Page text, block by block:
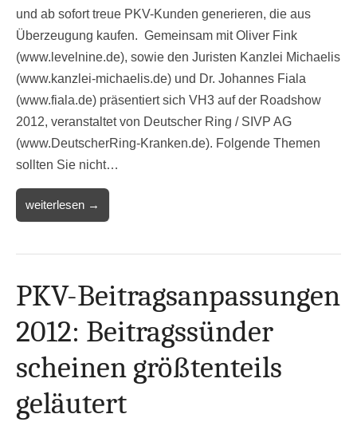
und ab sofort treue PKV-Kunden generieren, die aus
Überzeugung kaufen. Gemeinsam mit Oliver Fink
(www.levelnine.de), sowie den Juristen Kanzlei Michaelis
(www.kanzlei-michaelis.de) und Dr. Johannes Fiala
(www.fiala.de) präsentiert sich VH3 auf der Roadshow
2012, veranstaltet von Deutscher Ring / SIVP AG
(www.DeutscherRing-Kranken.de). Folgende Themen
sollten Sie nicht…
weiterlesen →
PKV-Beitragsanpassungen
2012: Beitragssünder
scheinen größtenteils
geläutert